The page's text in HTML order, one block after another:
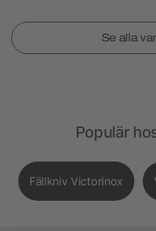
Se alla
Populär
Fällkniv Victorinox